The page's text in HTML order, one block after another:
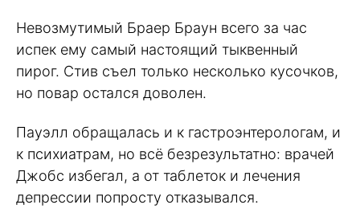
Невозмутимый Браер Браун всего за час
испек ему самый настоящий тыквенный
пирог. Стив съел только несколько кусочков,
но повар остался доволен.
Пауэлл обращалась и к гастроэнтерологам, и
к психиатрам, но всё безрезультатно: врачей
Джобс избегал, а от таблеток и лечения
депрессии попросту отказывался.